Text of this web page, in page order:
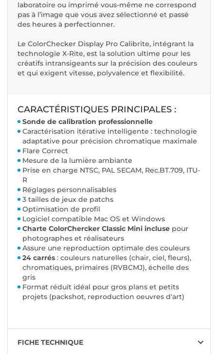
laboratoire ou imprimé vous-même ne correspond
pas à l’image que vous avez sélectionné et passé
des heures à perfectionner.
Le ColorChecker Display Pro Calibrite, intégrant la
technologie X-Rite, est la solution ultime pour les
créatifs intransigeants sur la précision des couleurs
et qui exigent vitesse, polyvalence et flexibilité.
CARACTÉRISTIQUES PRINCIPALES :
Sonde de calibration professionnelle
Caractérisation itérative intelligente : technologie
adaptative pour précision chromatique maximale
Flare Correct
Mesure de la lumière ambiante
Prise en charge NTSC, PAL SECAM, Rec.BT.709, ITU-
R
Réglages personnalisables
3 tailles de jeux de patchs
Optimisation de profil
Logiciel compatible Mac OS et Windows
Charte ColorChercker Classic Mini incluse pour
photographes et réalisateurs
Assure une reproduction optimale des couleurs
24 carrés : couleurs naturelles (chair, ciel, fleurs),
chromatiques, primaires (RVBCMJ), échelle des
gris
Format réduit idéal pour gros plans et petits
projets (packshot, reproduction oeuvres d'art)
FICHE TECHNIQUE